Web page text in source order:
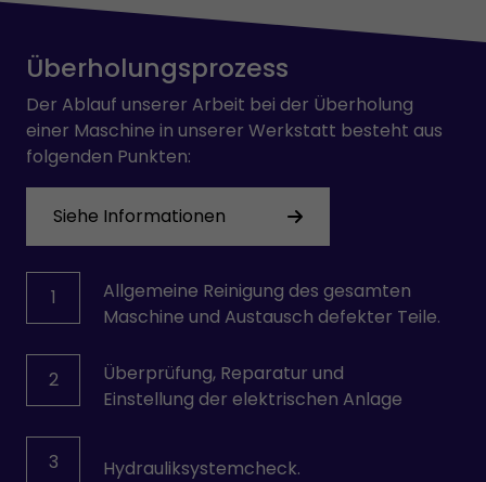
Überholungsprozess
Der Ablauf unserer Arbeit bei der Überholung
einer Maschine in unserer Werkstatt besteht aus
folgenden Punkten:
Siehe Informationen
1
Allgemeine Reinigung des gesamten
Maschine und Austausch defekter Teile.
2
Überprüfung, Reparatur und
Einstellung der elektrischen Anlage
3 Hydrauliksystemcheck.